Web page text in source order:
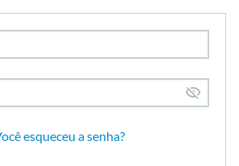
esqueceu a senha?